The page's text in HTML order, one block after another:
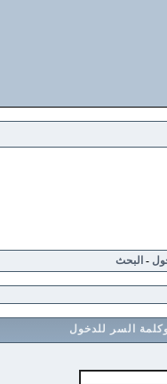
السر للدخول